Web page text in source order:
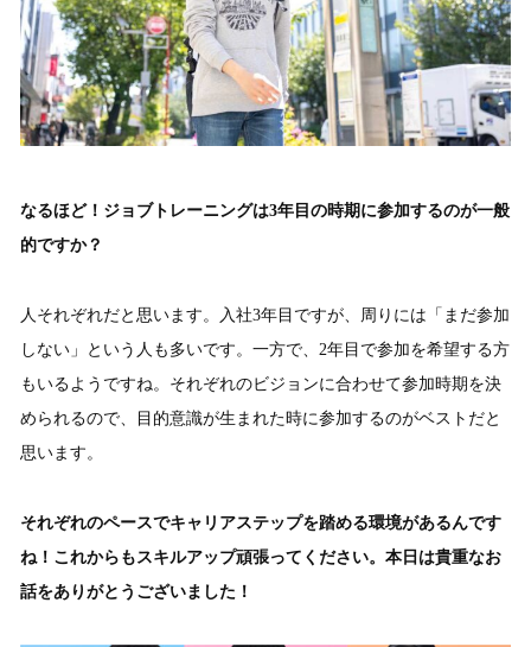
なるほど！ジョブトレーニングは3年目の時期に参加するのが一般
的ですか？
人それぞれだと思います。入社3年目ですが、周りには「まだ参加
しない」という人も多いです。一方で、2年目で参加を希望する方
もいるようですね。それぞれのビジョンに合わせて参加時期を決
められるので、目的意識が生まれた時に参加するのがベストだと
思います。
それぞれのペースでキャリアステップを踏める環境があるんです
ね！これからもスキルアップ頑張ってください。本日は貴重なお
話をありがとうございました！